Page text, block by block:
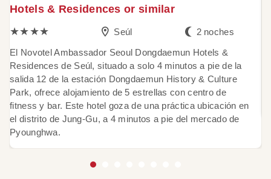
Hotels & Residences or similar
★★★★
Seúl 2 noches
El Novotel Ambassador Seoul Dongdaemun Hotels &
Residences de Seúl, situado a solo 4 minutos a pie de la
salida 12 de la estación Dongdaemun History & Culture
Park, ofrece alojamiento de 5 estrellas con centro de
fitness y bar. Este hotel goza de una práctica ubicación en
el distrito de Jung-Gu, a 4 minutos a pie del mercado de
Pyounghwa.